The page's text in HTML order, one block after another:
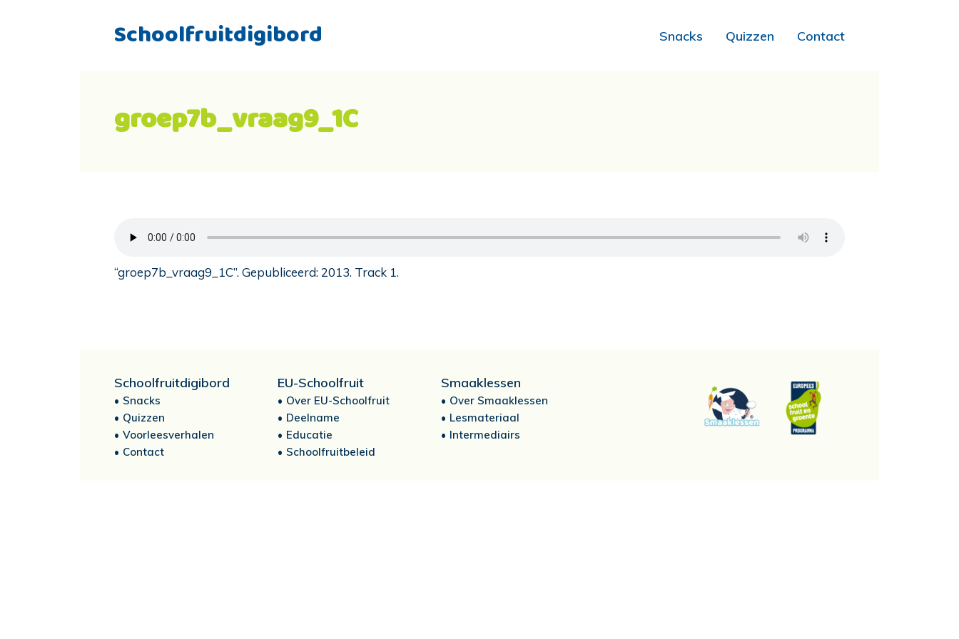
Schoolfruitdigibord Snacks Quizzen Contact
groep7b_vraag9_1C
“groep7b_vraag9_1C”. Gepubliceerd: 2013. Track 1.
Schoolfruitdigibord
Snacks
Quizzen
Voorleesverhalen
Contact
EU-Schoolfruit
Over EU-Schoolfruit
Deelname
Educatie
Schoolfruitbeleid
Smaaklessen
Over Smaaklessen
Lesmateriaal
Intermediairs